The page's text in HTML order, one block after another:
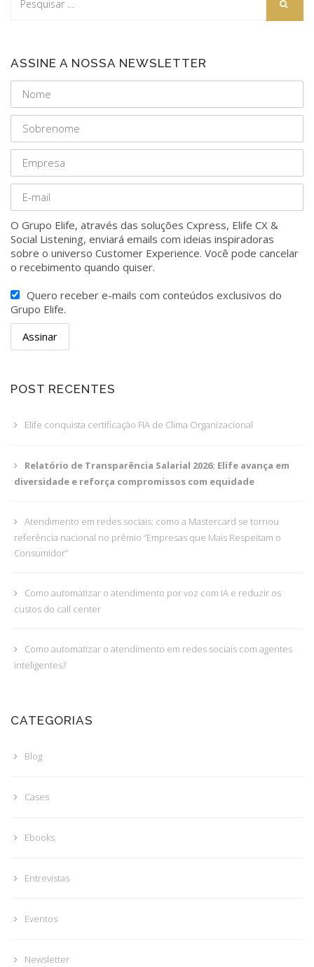
ASSINE A NOSSA NEWSLETTER
O Grupo Elife, através das soluções Cxpress, Elife CX &
Social Listening, enviará emails com ideias inspiradoras
sobre o universo Customer Experience. Você pode cancelar
o recebimento quando quiser.
Quero receber e-mails com conteúdos exclusivos do
Grupo Elife.
POST RECENTES
Elife conquista certificação FIA de Clima Organizacional
Relatório de Transparência Salarial 2026: Elife avança em
diversidade e reforça compromissos com equidade
Atendimento em redes sociais: como a Mastercard se tornou
referência nacional no prêmio “Empresas que Mais Respeitam o
Consumidor”
Como automatizar o atendimento por voz com IA e reduzir os
custos do call center
Como automatizar o atendimento em redes sociais com agentes
inteligentes?
CATEGORIAS
Blog
Cases
Ebooks
Entrevistas
Eventos
Newsletter